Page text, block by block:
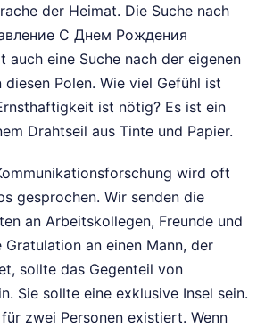
der Heimat. Die Suche nach
С Днем Рождения
eine Suche nach der eigenen
Polen. Wie viel Gefühl ist
ist nötig? Es ist ein
Drahtseil aus Tinte und Papier.
wird oft
gesprochen. Wir senden die
an Arbeitskollegen, Freunde und
Gratulation an einen Mann, der
sollte das Gegenteil von
Sie sollte eine exklusive Insel sein.
zwei Personen existiert. Wenn